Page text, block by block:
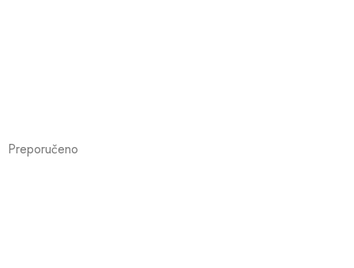
Preporučeno